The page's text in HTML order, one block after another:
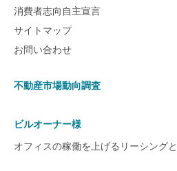
消費者志向自主宣言
サイトマップ
お問い合わせ
不動産市場動向調査
ビルオーナー様
オフィスの稼働を上げるリーシング